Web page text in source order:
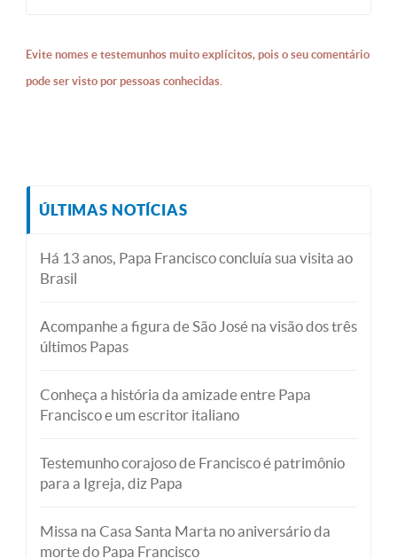
Evite nomes e testemunhos muito explícitos, pois o seu comentário
pode ser visto por pessoas conhecidas.
ÚLTIMAS NOTÍCIAS
Há 13 anos, Papa Francisco concluía sua visita ao
Brasil
Acompanhe a figura de São José na visão dos três
últimos Papas
Conheça a história da amizade entre Papa
Francisco e um escritor italiano
Testemunho corajoso de Francisco é patrimônio
para a Igreja, diz Papa
Missa na Casa Santa Marta no aniversário da
morte do Papa Francisco